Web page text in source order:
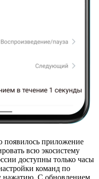
появилось приложение
всю экосистему
доступны только часы
команд по
нажатию. С обновлением